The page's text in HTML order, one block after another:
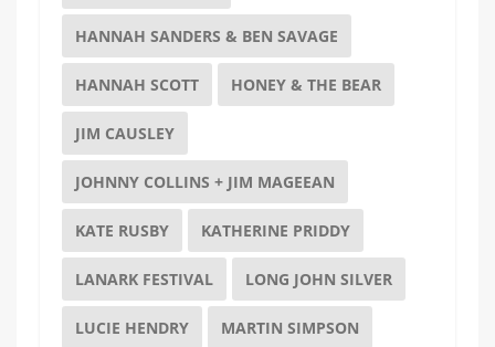
HANNAH SANDERS & BEN SAVAGE
HANNAH SCOTT HONEY & THE BEAR
JIM CAUSLEY
JOHNNY COLLINS + JIM MAGEEAN
KATE RUSBY KATHERINE PRIDDY
LANARK FESTIVAL LONG JOHN SILVER
LUCIE HENDRY MARTIN SIMPSON